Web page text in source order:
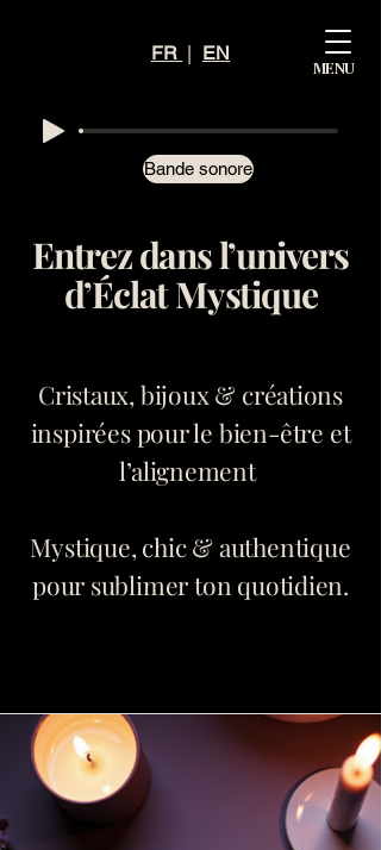
Mystiq
ue
Éclat
FR | EN
MENU
Bande sonore
Entrez dans l’univers
d’Éclat Mystique
Cristaux, bijoux & créations
inspirées pour le bien-être et
l’alignement
Mystique, chic & authentique
pour sublimer ton quotidien.